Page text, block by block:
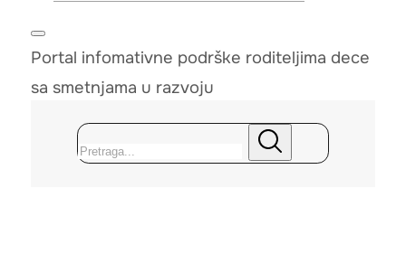
Portal infomativne podrške roditeljima dece
sa smetnjama u razvoju
Pretraga